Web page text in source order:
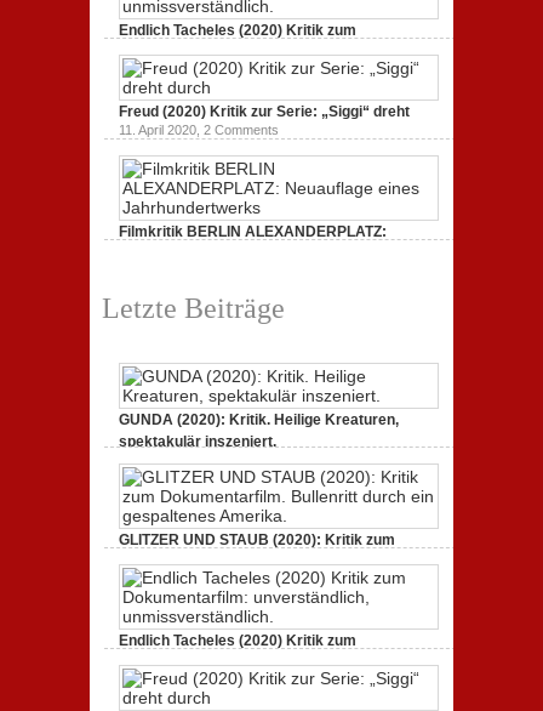
Endlich Tacheles (2020) Kritik zum
Dokumentarfilm: unverständlich,
19. Mai 2020,0 Comments
Freud (2020) Kritik zur Serie: „Siggi“ dreht
11. April 2020, 2 Comments
Filmkritik BERLIN ALEXANDERPLATZ:
Letzte Beiträge
GUNDA (2020): Kritik. Heilige Kreaturen,
spektakulär inszeniert.
GLITZER UND STAUB (2020): Kritik zum
Dokumentarfilm. Bullenritt durch ein
gespaltenes Amerika.
3. Oktober 2020,2 Comments
Endlich Tacheles (2020) Kritik zum
Dokumentarfilm: unverständlich,
unmissverständlich.
19. Mai 2020,0 Comments